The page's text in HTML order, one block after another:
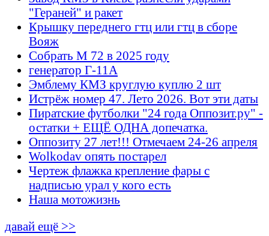
"Гераней" и ракет
Крышку переднего гтц или гтц в сборе
Вояж
Собрать М 72 в 2025 году
генератор Г-11А
Эмблему КМЗ круглую куплю 2 шт
Истрёж номер 47. Лето 2026. Вот эти даты
Пиратские футболки "24 года Оппозит.ру" -
остатки + ЕЩЁ ОДНА допечатка.
Оппозиту 27 лет!!! Отмечаем 24-26 апреля
Wolkodav опять постарел
Чертеж флажка крепление фары с
надписью урал у кого есть
Наша мотожизнь
давай ещё >>